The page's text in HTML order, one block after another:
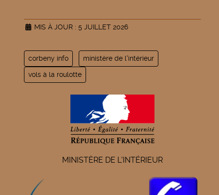
MIS À JOUR : 5 JUILLET 2026
corbeny info ministère de l'intérieur
vols à la roulotte
MINISTÈRE DE L'INTÉRIEUR